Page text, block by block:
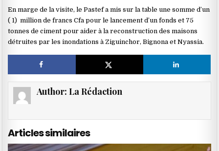
En marge de la visite, le Pastef a mis sur la table une somme d’un
( 1) million de francs Cfa pour le lancement d’un fonds et 75
tonnes de ciment pour aider à la reconstruction des maisons
détruites par les inondations à Ziguinchor, Bignona et Nyassia.
Author: La Rédaction
Articles similaires